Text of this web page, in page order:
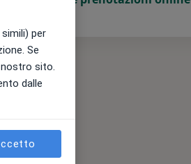
per
Se
sito.
dalle